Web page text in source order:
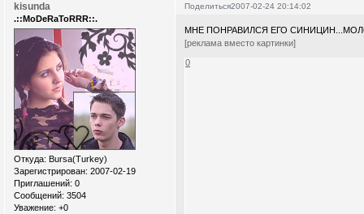
Поделиться2007-02-24 20:14:02
kisunda
.::MoDeRaToRRR::.
Откуда: Bursa(Turkey)
Зарегистрирован: 2007-02-19
Приглашений: 0
Сообщений: 3504
Уважение: +0
МНЕ ПОНРАВИЛСЯ ЕГО
[реклама вместо картинки]
0